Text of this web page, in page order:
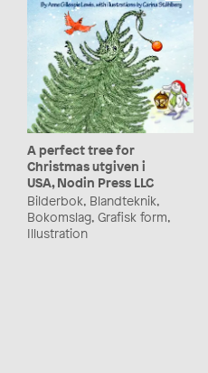
A perfect tree for
Christmas utgiven i
USA, Nodin Press LLC
Bilderbok, Blandteknik,
Bokomslag, Grafisk form,
Illustration